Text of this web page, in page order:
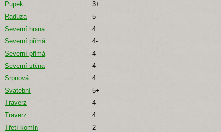
Pupek
3+
Radúza
5-
Severní hrana
4
Severní přímá
4-
Severní přímá
4-
Severní stěna
4-
Srpnová
4
Svatební
5+
Traverz
4
Traverz
4
Třetí komín
2